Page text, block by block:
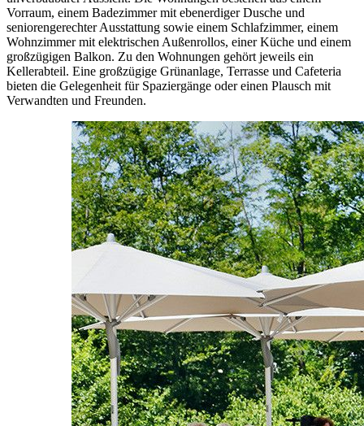
Vorraum, einem Badezimmer mit ebenerdiger Dusche und
seniorengerechter Ausstattung sowie einem Schlafzimmer, einem
Wohnzimmer mit elektrischen Außenrollos, einer Küche und einem
großzügigen Balkon. Zu den Wohnungen gehört jeweils ein
Kellerabteil. Eine großzügige Grünanlage, Terrasse und Cafeteria
bieten die Gelegenheit für Spaziergänge oder einen Plausch mit
Verwandten und Freunden.